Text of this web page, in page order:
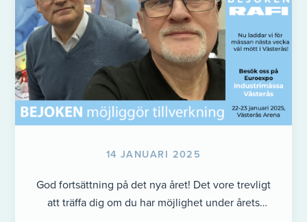
14 JANUARI 2025
God fortsättning på det nya året! Det vore trevligt
att träffa dig om du har möjlighet under årets